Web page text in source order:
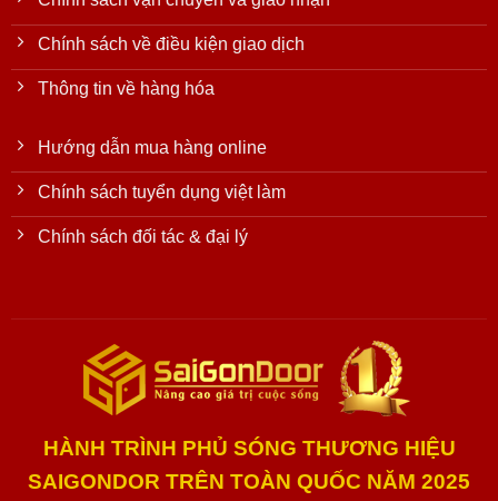
Chính sách về điều kiện giao dịch
Thông tin về hàng hóa
Hướng dẫn mua hàng online
Chính sách tuyển dụng việt làm
Chính sách đối tác & đại lý
HÀNH TRÌNH PHỦ SÓNG THƯƠNG HIỆU
SAIGONDOR TRÊN TOÀN QUỐC NĂM 2025